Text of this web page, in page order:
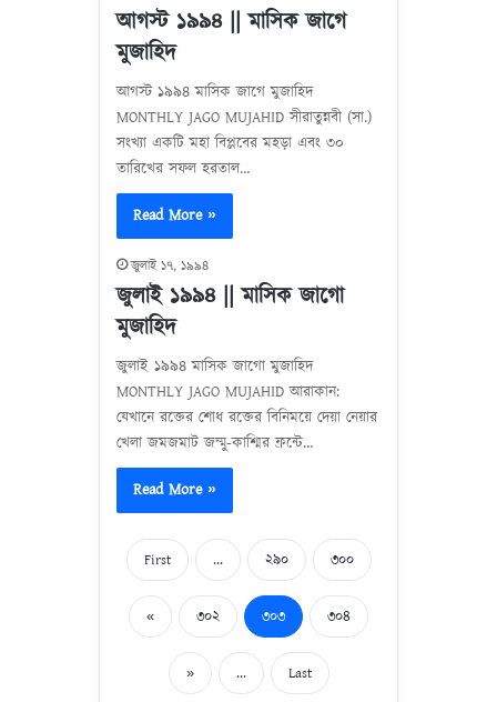
আগস্ট ১৯৯৪ || মাসিক জাগে
মুজাহিদ
আগস্ট ১৯৯৪ মাসিক জাগে মুজাহিদ
MONTHLY JAGO MUJAHID সীরাতুন্নবী (সা.)
সংখ্যা একটি মহা বিপ্লবের মহড়া এবং ৩০
তারিখের সফল হরতাল…
Read More »
জুলাই ১৭, ১৯৯৪
জুলাই ১৯৯৪ || মাসিক জাগো
মুজাহিদ
জুলাই ১৯৯৪ মাসিক জাগো মুজাহিদ
MONTHLY JAGO MUJAHID আরাকান:
যেখানে রক্তের শোধ রক্তের বিনিময়ে দেয়া নেয়ার
খেলা জমজমাট জম্মু-কাশ্মির ফ্রন্টে…
Read More »
First ... ২৯০ ৩০০
« ৩০২ ৩০৩ ৩০৪
» ... Last